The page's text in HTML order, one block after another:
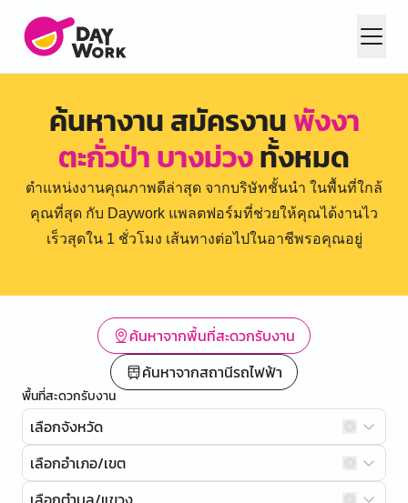
ค้นหางาน สมัครงานพังงา
ตะกั่วป่า บางม่วงทั้งหมด
ตำแหน่งงานคุณภาพดีล่าสุด จากบริษัทชั้นนำ ในพื้นที่ใกล้
คุณที่สุด กับ Daywork แพลตฟอร์มที่ช่วยให้คุณได้งานไว
เร็วสุดใน 1 ชั่วโมง เส้นทางต่อไปในอาชีพรอคุณอยู่
ค้นหาจากพื้นที่สะดวกรับงาน
ค้นหาจากสถานีรถไฟฟ้า
พื้นที่สะดวกรับงาน
เลือกจังหวัด
เลือกอำเภอ/เขต